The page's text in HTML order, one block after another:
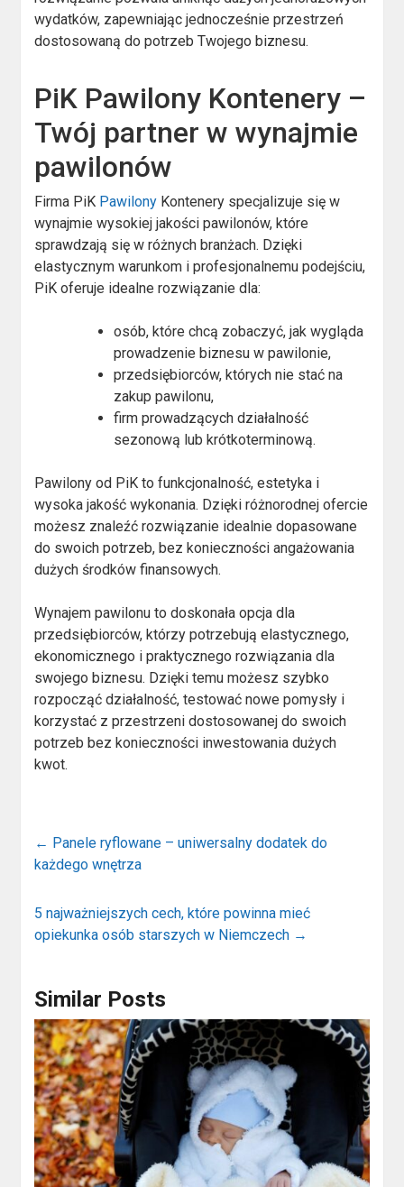
wydatków, zapewniając jednocześnie przestrzeń
dostosowaną do potrzeb Twojego biznesu.
PiK Pawilony Kontenery –
Twój partner w wynajmie
pawilonów
Firma PiK Pawilony Kontenery specjalizuje się w
wynajmie wysokiej jakości pawilonów, które
sprawdzają się w różnych branżach. Dzięki
elastycznym warunkom i profesjonalnemu podejściu,
PiK oferuje idealne rozwiązanie dla:
osób, które chcą zobaczyć, jak wygląda
prowadzenie biznesu w pawilonie,
przedsiębiorców, których nie stać na
zakup pawilonu,
firm prowadzących działalność
sezonową lub krótkoterminową.
Pawilony od PiK to funkcjonalność, estetyka i
wysoka jakość wykonania. Dzięki różnorodnej ofercie
możesz znaleźć rozwiązanie idealnie dopasowane
do swoich potrzeb, bez konieczności angażowania
dużych środków finansowych.
Wynajem pawilonu to doskonała opcja dla
przedsiębiorców, którzy potrzebują elastycznego,
ekonomicznego i praktycznego rozwiązania dla
swojego biznesu. Dzięki temu możesz szybko
rozpocząć działalność, testować nowe pomysły i
korzystać z przestrzeni dostosowanej do swoich
potrzeb bez konieczności inwestowania dużych
kwot.
← Panele ryflowane – uniwersalny dodatek do
każdego wnętrza
5 najważniejszych cech, które powinna mieć
opiekunka osób starszych w Niemczech →
Similar Posts